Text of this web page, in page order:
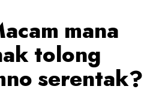
mana
tolong
serentak?